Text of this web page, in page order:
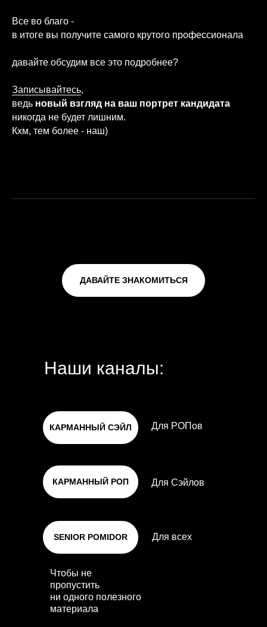
Все во благо -
в итоге вы получите самого крутого профессионала
давайте обсудим все это подробнее?
Записывайтесь,
ведь новый взгляд на ваш портрет кандидата
никогда не будет лишним.
Кхм, тем более - наш)
ДАВАЙТЕ ЗНАКОМИТЬСЯ
Наши каналы:
Для Сэйлов
КАРМАННЫЙ РОП
Для всех
КАРМАННЫЙ СЭЙЛ
SENIOR POMIDOR
Для РОПов
Чтобы не
пропустить
ни одного полезного
материала